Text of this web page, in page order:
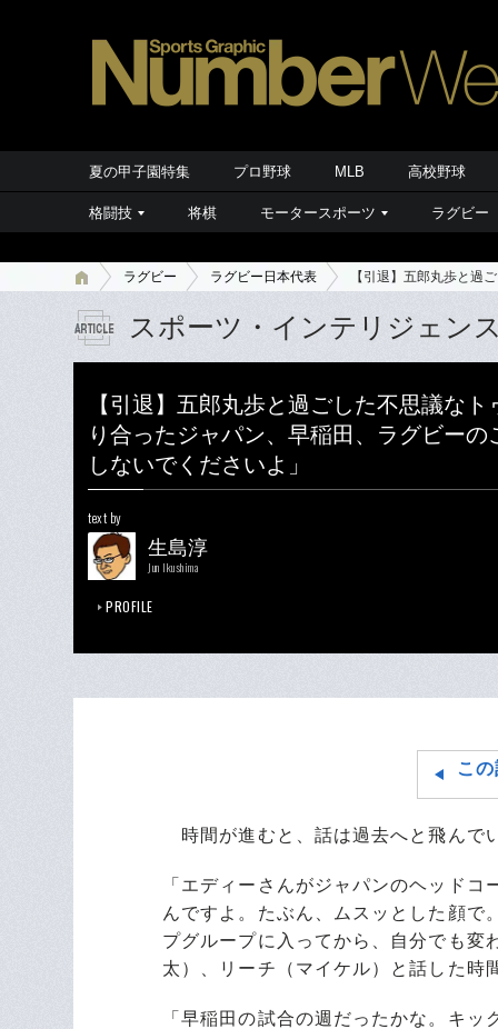
夏の甲子園特集 プロ野球 MLB 高校野球
格闘技 将棋 モータースポーツ ラグビー
ラグビー ラグビー日本代表 【引退】五郎丸歩と過
スポーツ・インテリジェン
【引退】五郎丸歩と過ごした不思議な
り合ったジャパン、早稲田、ラグビーの
しないでくださいよ」
text by
生島淳
Jun Ikushima
PROFILE
こ
時間が進むと、話は過去へと飛んで
「エディーさんがジャパンのヘッド
んですよ。たぶん、ムスッとした顔で
プグループに入ってから、自分でも変
太）、リーチ（マイケル）と話した時
「早稲田の試合の週だったかな。キ